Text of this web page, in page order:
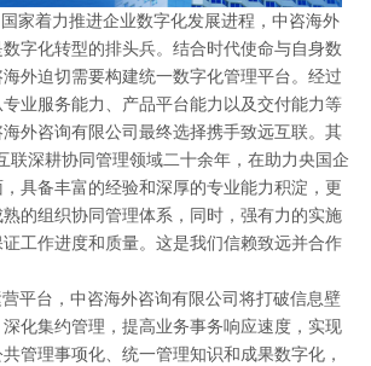
家着力推进企业数字化发展进程，中咨海外
字化转型的排头兵。结合时代使命与自身数
外迫切需要构建统一数字化管理平台。经过
业服务能力、产品平台能力以及交付能力等
外咨询有限公司最终选择携手致远互联。其
联深耕协同管理领域二十余年，在助力央国企
具备丰富的经验和深厚的专业能力积淀，更
的组织协同管理体系，同时，强有力的实施
工作进度和质量。这是我们信赖致远并合作
平台，中咨海外咨询有限公司将打破信息壁
化集约管理，提高业务事务响应速度，实现
管理事项化、统一管理知识和成果数字化，